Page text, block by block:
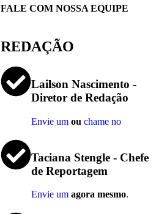
FALE COM NOSSA EQUIPE
REDAÇÃO
Lailson Nascimento -
Diretor de Redação
Envie um ou chame no
Taciana Stengle - Chefe
de Reportagem
Envie um agora mesmo.